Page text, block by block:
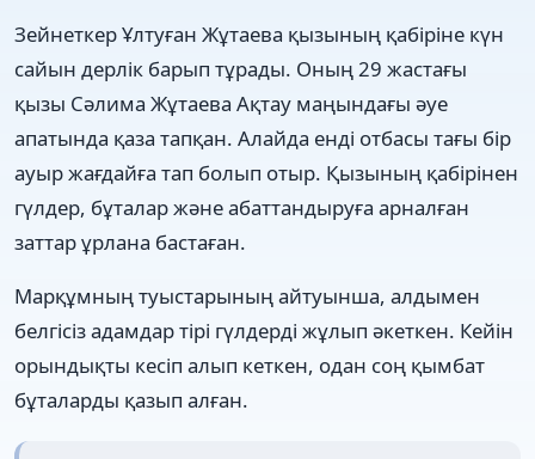
Зейнеткер Ұлтуған Жұтаева қызының қабіріне күн
сайын дерлік барып тұрады. Оның 29 жастағы
қызы Сәлима Жұтаева Ақтау маңындағы әуе
апатында қаза тапқан. Алайда енді отбасы тағы бір
ауыр жағдайға тап болып отыр. Қызының қабірінен
гүлдер, бұталар және абаттандыруға арналған
заттар ұрлана бастаған.
Марқұмның туыстарының айтуынша, алдымен
белгісіз адамдар тірі гүлдерді жұлып әкеткен. Кейін
орындықты кесіп алып кеткен, одан соң қымбат
бұталарды қазып алған.